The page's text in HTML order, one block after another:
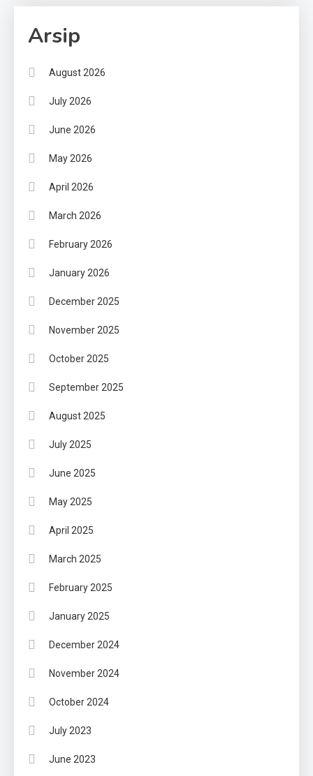
Arsip
August 2026
July 2026
June 2026
May 2026
April 2026
March 2026
February 2026
January 2026
December 2025
November 2025
October 2025
September 2025
August 2025
July 2025
June 2025
May 2025
April 2025
March 2025
February 2025
January 2025
December 2024
November 2024
October 2024
July 2023
June 2023